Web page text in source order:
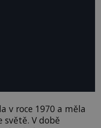
v roce 1970 a měla
světě. V době